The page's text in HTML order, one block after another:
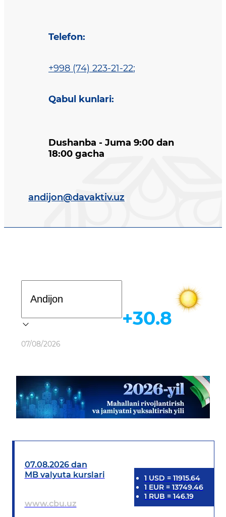
Telefon:
+998 (74) 223-21-22;
Qabul kunlari:
Dushanba - Juma 9:00 dan
18:00 gacha
andijon@davaktiv.uz
Ob-havo
07/08/2026
+30.8
07.08.2026 dan
MB valyuta kurslari
www.cbu.uz
1 USD = 11915.64
1 EUR= 13749.46
1 RUB = 146.19